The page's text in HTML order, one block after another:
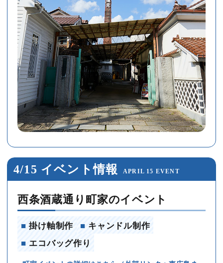
4/15 イベント情報 APRIL 15 EVENT
西条酒蔵通り町家のイベント
■ 掛け軸制作 ■ キャンドル制作
■ エコバッグ作り